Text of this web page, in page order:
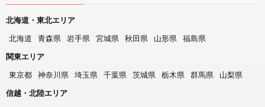
北海道・東北エリア
北海道
青森県 岩手県 宮城県 秋田県 山形県
福島県
関東エリア
東京都
神奈川県 埼玉県 千葉県 茨城県 栃木県 群馬県
山梨県
信越・北陸エリア